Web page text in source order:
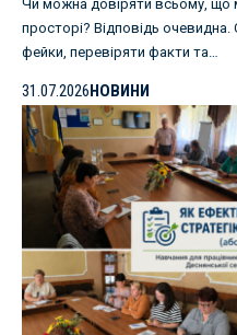
Чи можна довіряти всьому, що
просторі? Відповідь
фейки, перевіряти факти та…
31.07.2026НОВИНИ